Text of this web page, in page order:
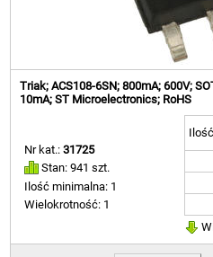
Triak; ACS108-6SN; 800mA; 600V;
10mA; ST Microelectronics; RoHS
Nr kat.:31725
Stan: 941 szt.
Ilość minimalna: 1
Wielokrotność: 1
Ilość